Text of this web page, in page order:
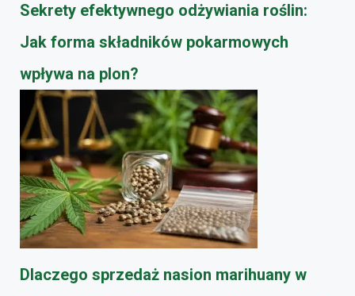
Sekrety efektywnego odżywiania roślin:
Jak forma składników pokarmowych
wpływa na plon?
Dlaczego sprzedaż nasion marihuany w